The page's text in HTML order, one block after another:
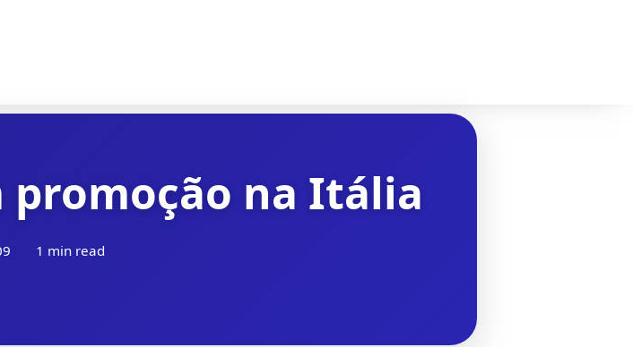
promoção na Itália
1 min read